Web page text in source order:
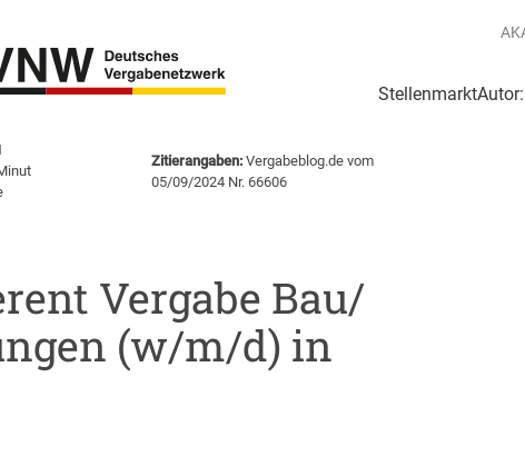
Stellenmarkt
Zitierangaben: Vergabeblog.de vom
05/09/2024 Nr. 66606
Vergabe Bau/​
(w/m/d) in